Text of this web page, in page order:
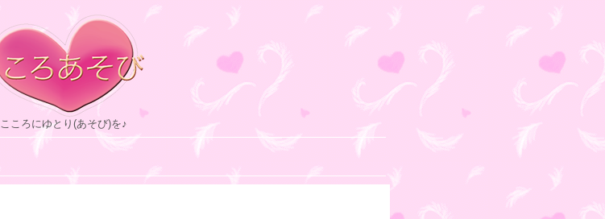
こころにゆとり(あそび)を♪